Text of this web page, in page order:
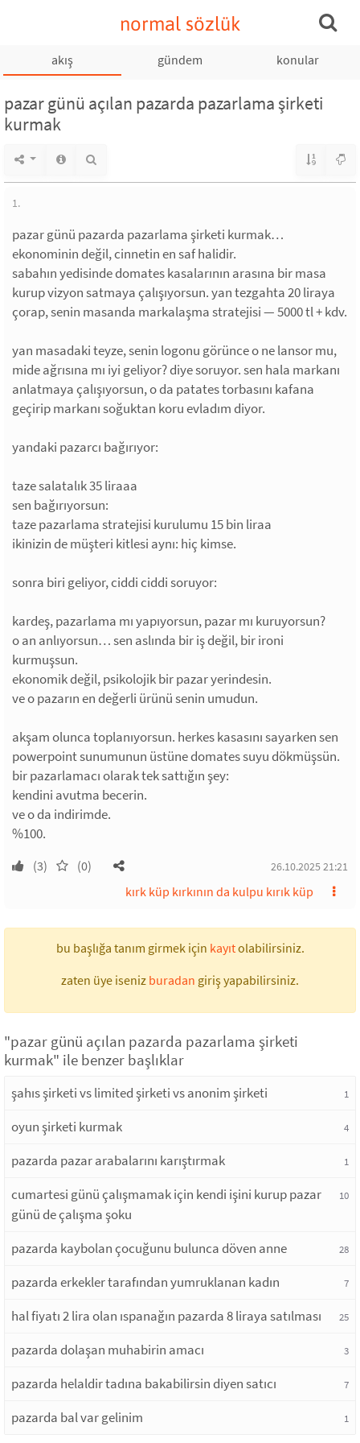
normal sözlük
akış gündem konular
pazar günü açılan pazarda pazarlama şirketi
kurmak
1.
pazar günü pazarda pazarlama şirketi kurmak…
ekonominin değil, cinnetin en saf halidir.
sabahın yedisinde domates kasalarının arasına bir masa
kurup vizyon satmaya çalışıyorsun. yan tezgahta 20 liraya
çorap, senin masanda markalaşma stratejisi — 5000 tl + kdv.
yan masadaki teyze, senin logonu görünce o ne lansor mu,
mide ağrısına mı iyi geliyor? diye soruyor. sen hala markanı
anlatmaya çalışıyorsun, o da patates torbasını kafana
geçirip markanı soğuktan koru evladım diyor.
yandaki pazarcı bağırıyor:
taze salatalık 35 liraaa
sen bağırıyorsun:
taze pazarlama stratejisi kurulumu 15 bin liraa
ikinizin de müşteri kitlesi aynı: hiç kimse.
sonra biri geliyor, ciddi ciddi soruyor:
kardeş, pazarlama mı yapıyorsun, pazar mı kuruyorsun?
o an anlıyorsun… sen aslında bir iş değil, bir ironi
kurmuşsun.
ekonomik değil, psikolojik bir pazar yerindesin.
ve o pazarın en değerli ürünü senin umudun.
akşam olunca toplanıyorsun. herkes kasasını sayarken sen
powerpoint sunumunun üstüne domates suyu dökmüşsün.
bir pazarlamacı olarak tek sattığın şey:
kendini avutma becerin.
ve o da indirimde.
%100.
(3) (0) 26.10.2025 21:21
kırk küp kırkının da kulpu kırık küp
bu başlığa tanım girmek için kayıtolabilirsiniz.
zaten üye iseniz buradan giriş yapabilirsiniz.
"pazar günü açılan pazarda pazarlama şirketi
kurmak" ile benzer başlıklar
şahıs şirketi vs limited şirketi vs anonim şirketi 1
oyun şirketi kurmak 4
pazarda pazar arabalarını karıştırmak 1
cumartesi günü çalışmamak için kendi işini kurup pazar
günü de çalışma şoku
10
pazarda kaybolan çocuğunu bulunca döven anne 28
pazarda erkekler tarafından yumruklanan kadın 7
hal fiyatı 2 lira olan ıspanağın pazarda 8 liraya satılması 25
pazarda dolaşan muhabirin amacı 3
pazarda helaldir tadına bakabilirsin diyen satıcı 7
pazarda bal var gelinim 1